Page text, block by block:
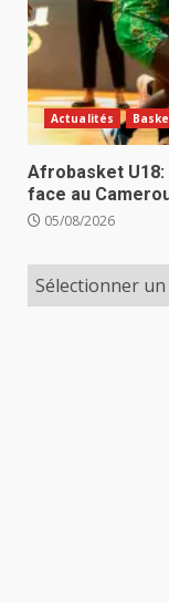
Actualités
Afrobasket U18:
face au
05/08/2026